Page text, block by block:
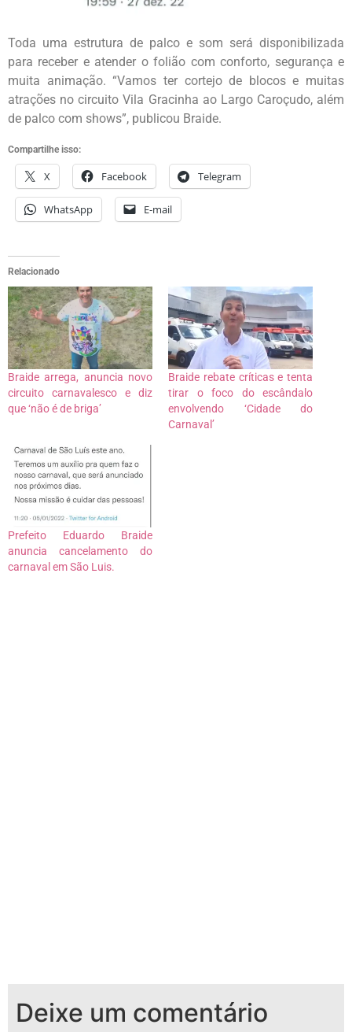
Toda uma estrutura de palco e som será disponibilizada
para receber e atender o folião com conforto, segurança e
muita animação. “Vamos ter cortejo de blocos e muitas
atrações no circuito Vila Gracinha ao Largo Caroçudo, além
de palco com shows”, publicou Braide.
Compartilhe isso:
X Facebook Telegram
WhatsApp E-mail
Relacionado
Braide arrega, anuncia novo
circuito carnavalesco e diz
que ‘não é de briga’
Braide rebate críticas e tenta
tirar o foco do escândalo
envolvendo ‘Cidade do
Carnaval’
Prefeito Eduardo Braide
anuncia cancelamento do
carnaval em São Luis.
Deixe um comentário